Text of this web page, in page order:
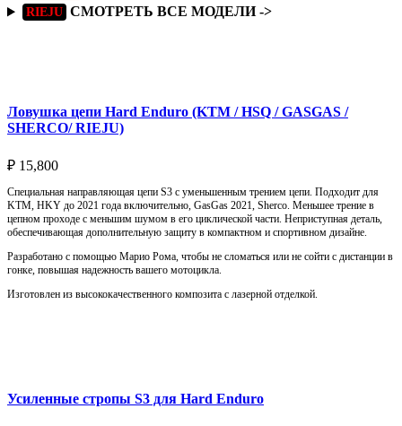
RIEJU СМОТРЕТЬ ВСЕ МОДЕЛИ ->
Ловушка цепи Hard Enduro (KTM / HSQ / GASGAS /
SHERCO/ RIEJU)
₽ 15,800
Специальная направляющая цепи S3 с уменьшенным трением цепи. Подходит для
KTM, HKY до 2021 года включительно, GasGas 2021, Sherco. Меньшее трение в
цепном проходе с меньшим шумом в его циклической части. Неприступная деталь,
обеспечивающая дополнительную защиту в компактном и спортивном дизайне.
Разработано с помощью Марио Рома, чтобы не сломаться или не сойти с дистанции в
гонке, повышая надежность вашего мотоцикла.
Изготовлен из высококачественного композита с лазерной отделкой.
Усиленные стропы S3 для Hard Enduro